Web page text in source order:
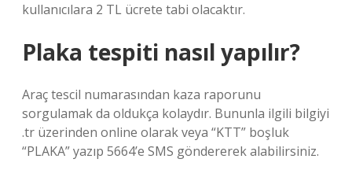
kullanıcılara 2 TL ücrete tabi olacaktır.
Plaka tespiti nasıl yapılır?
Araç tescil numarasından kaza raporunu
sorgulamak da oldukça kolaydır. Bununla ilgili bilgiyi
.tr üzerinden online olarak veya “KTT” boşluk
“PLAKA” yazıp 5664’e SMS göndererek alabilirsiniz.